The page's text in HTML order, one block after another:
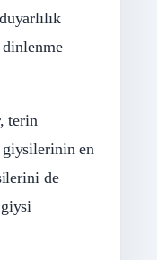
terin
giysilerinin en
de